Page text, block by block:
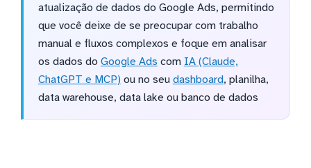
atualização de dados do Google Ads, permitindo
que você deixe de se preocupar com trabalho
manual e fluxos complexos e foque em analisar
os dados do Google Ads com IA (Claude,
ChatGPT e MCP)ou no seu dashboard, planilha,
data warehouse, data lake ou banco de dados